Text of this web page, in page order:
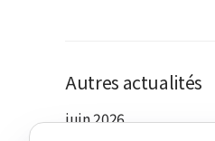
Autres actualités
juin 2026